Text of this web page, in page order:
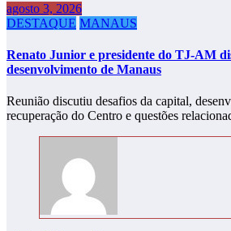
agosto 3, 2026
DESTAQUE MANAUS
Renato Junior e presidente do TJ-AM
desenvolvimento de Manaus
Reunião discutiu desafios da capital,
recuperação do Centro e questões